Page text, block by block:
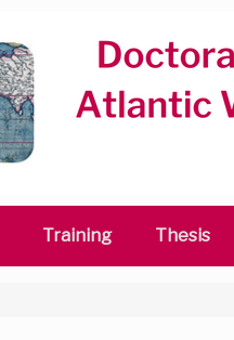
Training Thesis